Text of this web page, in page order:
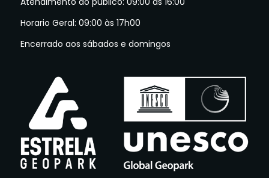
Horario Geral: 09:00 às 17h00
Encerrado aos sábados e domingos